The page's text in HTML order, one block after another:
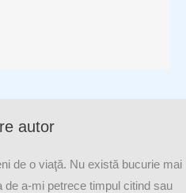
autor
de o viaţă. Nu există bucurie mai
de a-mi petrece timpul citind sau